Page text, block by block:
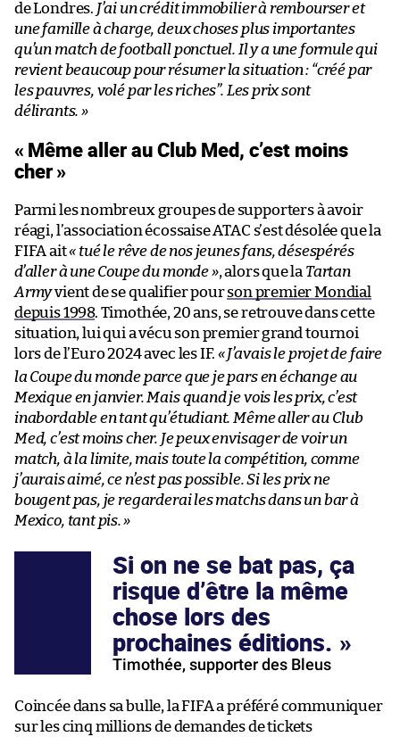
de Londres. J’ai un crédit immobilier à rembourser et
une famille à charge, deux choses plus importantes
qu’un match de football ponctuel. Il y a une formule qui
revient beaucoup pour résumer la situation : “créé par
les pauvres, volé par les riches”. Les prix sont
délirants. »
« Même aller au Club Med, c’est moins
cher »
Parmi les nombreux groupes de supporters à avoir
réagi, l’association écossaise ATAC s’est désolée que la
FIFA ait« tué le rêve de nos jeunes fans, désespérés
d’aller à une Coupe du monde », alors que la Tartan
Armyvient de se qualifier pourson premier Mondial
depuis 1998. Timothée, 20 ans, se retrouve dans cette
situation, lui qui a vécu son premier grand tournoi
lors de l’Euro 2024 avec les IF.«J’avais le projet de faire
la Coupe du monde parce que je pars en échange au
Mexique en janvier. Mais quand je vois les prix, c’est
inabordable en tant qu’étudiant. Même aller au Club
Med, c’est moins cher. Je peux envisager de voir un
match, à la limite, mais toute la compétition, comme
j’aurais aimé, ce n’est pas possible. Si les prix ne
bougent pas, je regarderai les matchs dans un bar à
Mexico, tant pis.»
Si on ne se bat pas, ça
risque d’être la même
chose lors des
prochaines éditions.
Timothée, supporter des Bleus
Coincée dans sa bulle, la FIFA a préféré communiquer
sur les cinq millions de demandes de tickets